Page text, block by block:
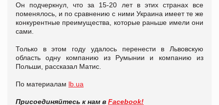
Он подчеркнул, что за 15-20 лет в этих странах все
поменялось, и по сравнению с ними Украина имеет те же
конкурентные преимущества, которые раньше имели они
сами.
Только в этом году удалось перенести в Львовскую
область одну компанию из Румынии и компанию из
Польши, рассказал Матис.
По материалам lb.ua
Присоединяйтесь к нам в Facebook!